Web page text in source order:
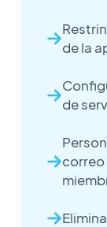
de la
de
correo